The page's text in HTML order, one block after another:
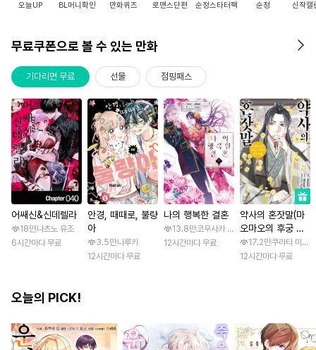
오늘UP BL머니확인 만화퀴즈 로맨스단편 순정스타터팩 순정 신작캘
무료쿠폰으로 볼 수 있는 만화
기다리면 무료 선물 점핑패스
어쌔신&신데렐라
18만나츠노 유조
6시간마다 무료
안경, 때때로, 불량
아
3.5만나루키
12시간마다 무료
나의 행복한 결혼
13.8만코우사카 리토 / 아기토기 아쿠미
12시간마다 무료
약사의 혼잣말(마
오마오의 후궁 수
수께끼 풀이수첩)
17.2만쿠라타 미노
12시간마다 무료
오늘의 PICK!